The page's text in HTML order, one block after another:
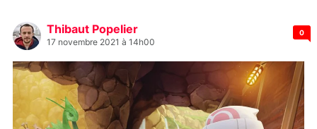
Thibaut Popelier
17 novembre 2021 à 14h00
0